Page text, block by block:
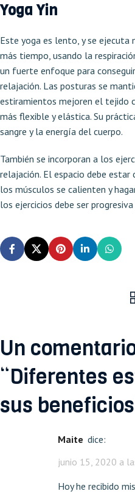
Yoga Yin
Este yoga es lento, y se
más tiempo, usando la
un fuerte enfoque para
relajación. Las posturas se
estiramientos mejoren el tejido
más flexible y elástica. Su
sangre y la energía del cuerpo.
También se incorporan a los
relajación. El espacio debe
los músculos se calienten y
los ejercicios debe ser
Un
“Diferentes
sus beneficios
Maite dice:
junio 15, 2020 a
Hoy he recibido